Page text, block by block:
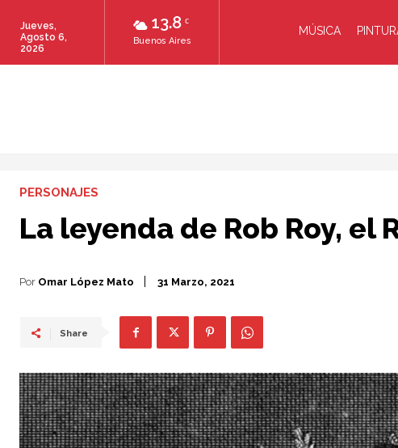
13.8 C
Buenos Aires
Jueves,
Agosto 6,
2026
MÚSICA
PERSONAJES
La leyenda de Rob Roy, el
Por Omar López Mato 31 Marzo, 2021
Share